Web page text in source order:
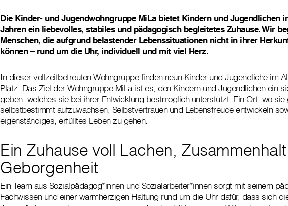
Die Kinder- und Jugendwohngruppe MiLa bietet Kindern und Jugendlichen
Jahren ein liebevolles, stabiles und pädagogisch begleitetes Zuhause. Wir
Menschen, die aufgrund belastender Lebenssituationen nicht in ihrer
können – rund um die Uhr, individuell und mit viel Herz.
In dieser vollzeitbetreuten Wohngruppe finden neun Kinder und Jugendliche im
Platz. Das Ziel der Wohngruppe MiLa ist es, den Kindern und Jugendlichen ein
geben, welches sie bei ihrer Entwicklung bestmöglich unterstützt. Ein Ort, wo sie
selbstbestimmt aufzuwachsen, Selbstvertrauen und Lebensfreude entwickeln
eigenständiges, erfülltes Leben zu gehen.
Ein Zuhause voll Lachen,
Geborgenheit
Ein Team aus Sozialpädagog*innen und Sozialarbeiter*innen sorgt mit seinem
Fachwissen und einer warmherzigen Haltung rund um die Uhr dafür, dass sich